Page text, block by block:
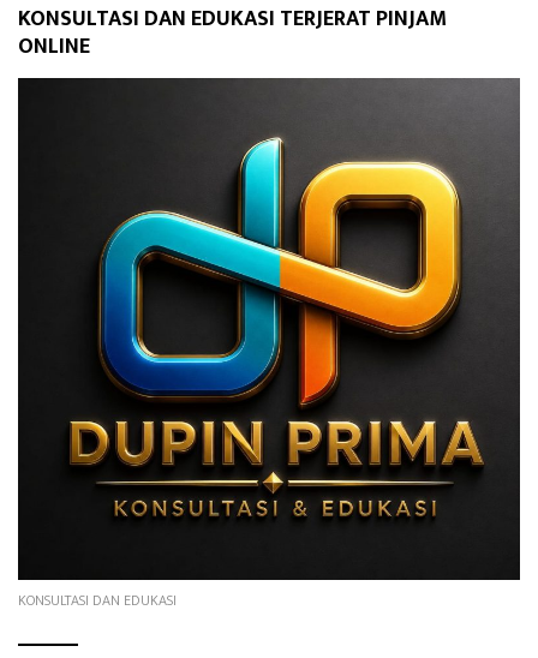
KONSULTASI DAN EDUKASI TERJERAT PINJAM
ONLINE
KONSULTASI DAN EDUKASI